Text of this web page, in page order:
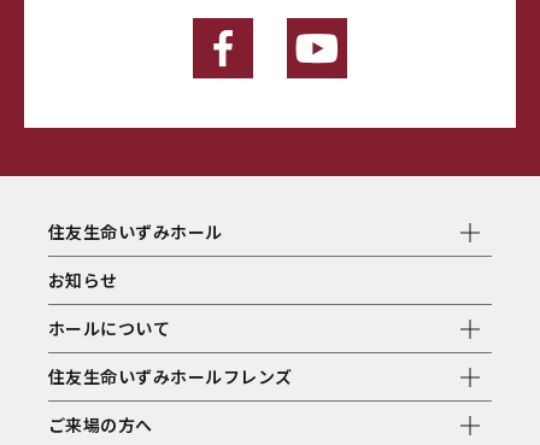
住友生命いずみホール
お知らせ
ホールについて
住友生命いずみホールフレンズ
ご来場の方へ